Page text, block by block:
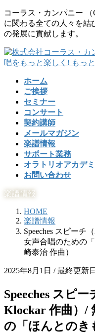
コ
ン
テ
ツ
に
ナ
ビ
ゲ
シ
ョ
コーラス・カンパニー
に関わる全ての人々を結
の発展に貢献します。
ホーム
ご挨拶
セミナー
コンサート
契約講師
メールマガジン
楽譜情報
サポート業務
オラトリオアカデ
お問い合わせ
楽譜情報
HOME
楽譜情報
Speeches スピーチ
女声合唱のための
崎泰治 作曲）
2025年8月1日 / 最終更新
Speeches スピ
Klockar 作曲）/
の「ほんとのき